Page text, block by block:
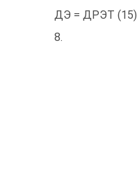
ДЭ = ДРЭТ (15)
8.